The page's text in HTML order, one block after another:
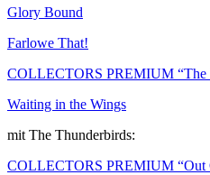
Glory Bound
Farlowe That!
COLLECTORS PREMIUM “The
Waiting in the Wings
mit The Thunderbirds:
COLLECTORS PREMIUM “Out